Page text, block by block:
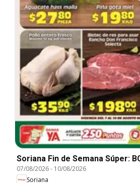
Soriana Fin de Semana Súper:
07/08/2026- 10/08/2026
Soriana